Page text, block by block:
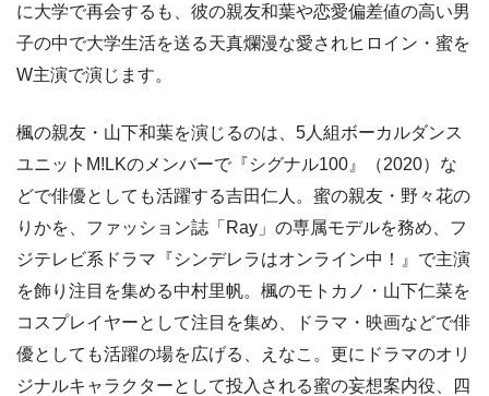
に大学で再会するも、彼の親友和葉や恋愛偏差値の高い男
子の中で大学生活を送る天真爛漫な愛されヒロイン・蜜を
W主演で演じます。
楓の親友・山下和葉を演じるのは、5人組ボーカルダンス
ユニットM!LKのメンバーで『シグナル100』（2020）な
どで俳優としても活躍する吉田仁人。蜜の親友・野々花の
りかを、ファッション誌「Ray」の専属モデルを務め、フ
ジテレビ系ドラマ『シンデレラはオンライン中！』で主演
を飾り注目を集める中村里帆。楓のモトカノ・山下仁菜を
コスプレイヤーとして注目を集め、ドラマ・映画などで俳
優としても活躍の場を広げる、えなこ。更にドラマのオリ
ジナルキャラクターとして投入される蜜の妄想案内役、四